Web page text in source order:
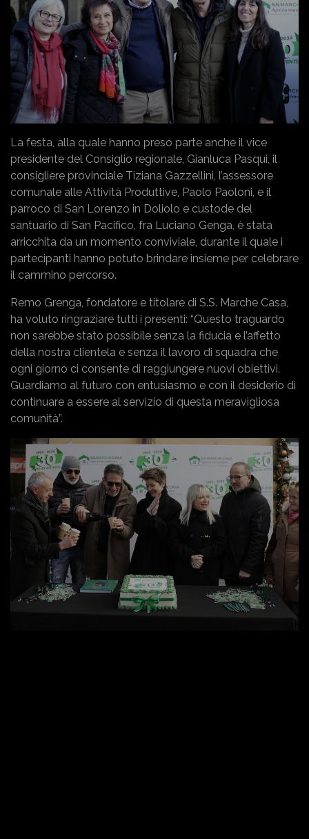
La festa, alla quale hanno preso parte anche il vice
presidente del Consiglio regionale, Gianluca Pasqui, il
consigliere provinciale Tiziana Gazzellini, l’assessore
comunale alle Attività Produttive, Paolo Paoloni, e il
parroco di San Lorenzo in Doliolo e custode del
santuario di San Pacifico, fra Luciano Genga, è stata
arricchita da un momento conviviale, durante il quale i
partecipanti hanno potuto brindare insieme per celebrare
il cammino percorso.
Remo Grenga, fondatore e titolare di S.S. Marche Casa,
ha voluto ringraziare tutti i presenti: “Questo traguardo
non sarebbe stato possibile senza la fiducia e l’affetto
della nostra clientela e senza il lavoro di squadra che
ogni giorno ci consente di raggiungere nuovi obiettivi.
Guardiamo al futuro con entusiasmo e con il desiderio di
continuare a essere al servizio di questa meravigliosa
comunità”.